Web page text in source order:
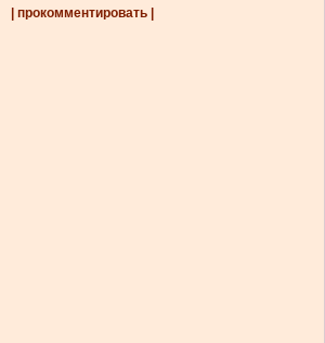
| прокомментировать |